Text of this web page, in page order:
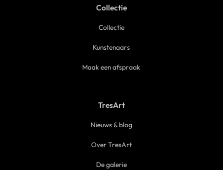
Collectie
Collectie
Kunstenaars
Maak een afspraak
TresArt
Nieuws & blog
Over TresArt
De galerie